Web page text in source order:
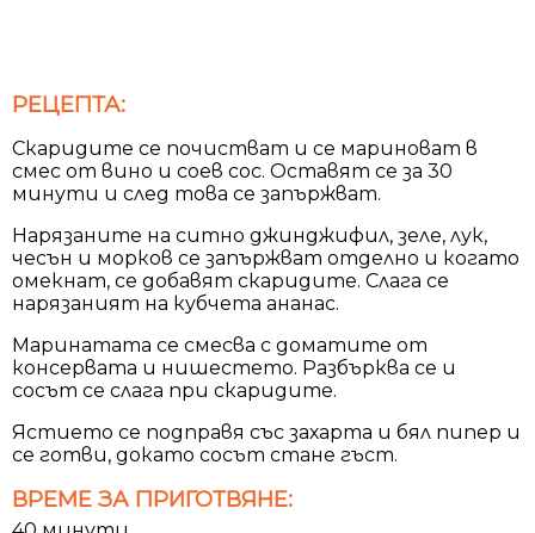
РЕЦЕПТА:
Скаридите се почистват и се мариноват в
смес от вино и соев сос. Оставят се за 30
минути и след това се запържват.
Нарязаните на ситно джинджифил, зеле, лук,
чесън и морков се запържват отделно и когато
омекнат, се добавят скаридите. Слага се
нарязаният на кубчета ананас.
Маринатата се смесва с доматите от
консервата и нишестето. Разбърква се и
сосът се слага при скаридите.
Ястието се подправя със захарта и бял пипер и
се готви, докато сосът стане гъст.
ВРЕМЕ ЗА ПРИГОТВЯНЕ: